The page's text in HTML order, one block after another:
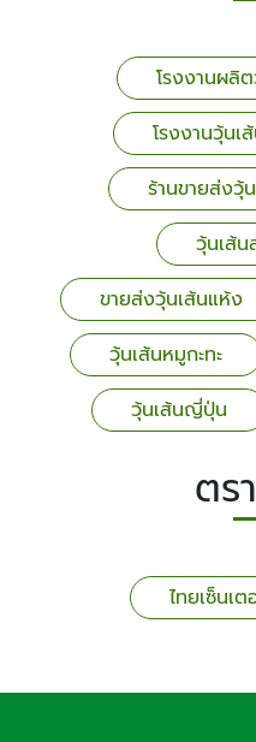
โรงงานผลิ
โรงงานวุ้นเ
ร้านขายส่งวุ้
วุ้นเส้
ขายส่งวุ้นเส้นแห้ง
วุ้นเส้นหมูกะทะ
วุ้นเส้นญี่ปุ่น
ตร
ไทยเซ็นเ